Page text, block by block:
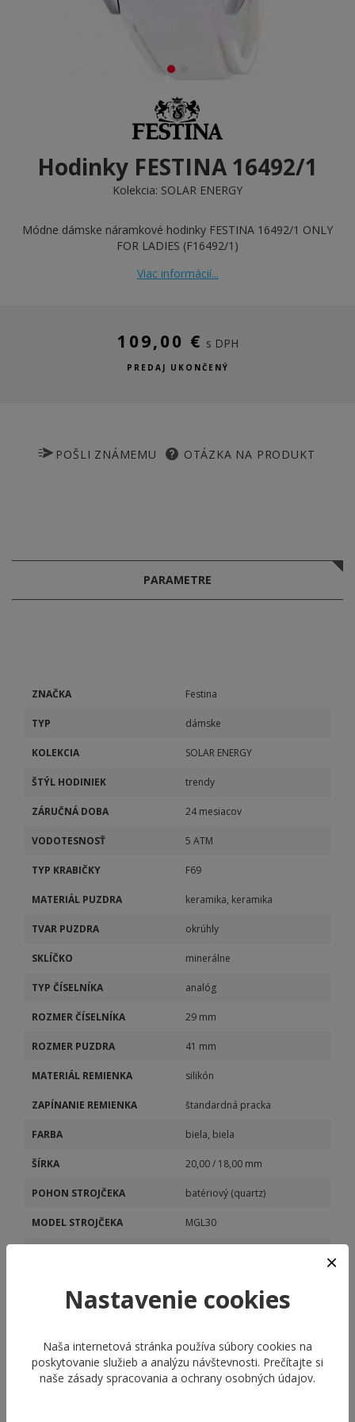
Hodinky FESTINA 16492/1
Kolekcia: SOLAR ENERGY
Módne dámske náramkové hodinky FESTINA 16492/1 ONLY
FOR LADIES (F16492/1)
Viac informácií...
109,00 € s DPH
PREDAJ UKONČENÝ
POŠLI ZNÁMEMU OTÁZKA NA PRODUKT
PARAMETRE
ZNAČKA Festina
TYP dámske
KOLEKCIA SOLAR ENERGY
ŠTÝL HODINIEK trendy
ZÁRUČNÁ DOBA 24 mesiacov
VODOTESNOSŤ 5 ATM
TYP KRABIČKY F69
MATERIÁL PUZDRA keramika, keramika
TVAR PUZDRA okrúhly
SKLÍČKO minerálne
TYP ČÍSELNÍKA analóg
ROZMER ČÍSELNÍKA 29 mm
ROZMER PUZDRA 41 mm
MATERIÁL REMIENKA silikón
ZAPÍNANIE REMIENKA štandardná pracka
FARBA biela, biela
ŠÍRKA 20,00 / 18,00 mm
POHON STROJČEKA batériový (quartz)
MODEL STROJČEKA MGL30
Nastavenie cookies
Naša internetová stránka používa súbory cookies na
poskytovanie služieb a analýzu návštevnosti. Prečítajte si
naše zásady spracovania a ochrany osobných údajov.